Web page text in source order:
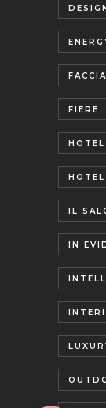
FIERE
HOTEL
IL
IN